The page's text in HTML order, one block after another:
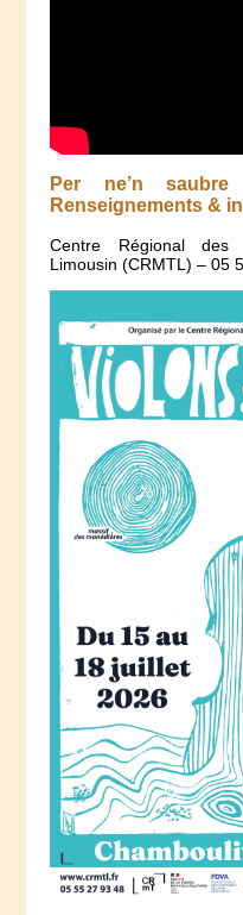
Per ne’n
Renseignements &
Centre Régional des
Limousin (CRMTL) – 05